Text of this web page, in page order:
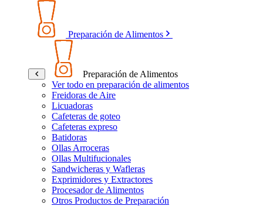
Preparación de Alimentos
Preparación de Alimentos
Ver todo en preparación de alimentos
Freidoras de Aire
Licuadoras
Cafeteras de goteo
Cafeteras expreso
Batidoras
Ollas Arroceras
Ollas Multifucionales
Sandwicheras y Wafleras
Exprimidores y Extractores
Procesador de Alimentos
Otros Productos de Preparación